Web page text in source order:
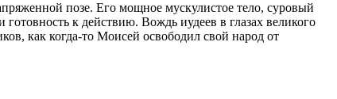
позе. Его мощное мускулистое тело, суровый
к действию. Вождь иудеев в глазах великого
как когда-то Моисей освободил свой народ от